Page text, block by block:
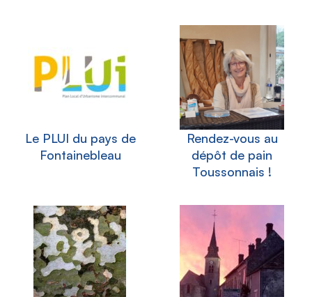
Le PLUI du pays de
Fontainebleau
Rendez-vous au
dépôt de pain
Toussonnais !